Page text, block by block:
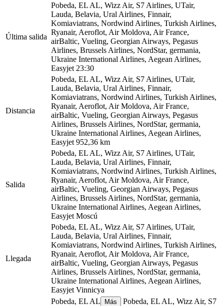
Última salida
Pobeda, EL AL, Wizz Air, S7 Airlines, UTair,
Lauda, Belavia, Ural Airlines, Finnair,
Komiaviatrans, Nordwind Airlines, Turkish Airlines,
Ryanair, Aeroflot, Air Moldova, Air France,
airBaltic, Vueling, Georgian Airways, Pegasus
Airlines, Brussels Airlines, NordStar, germania,
Ukraine International Airlines, Aegean Airlines,
Easyjet 23:30
Distancia
Pobeda, EL AL, Wizz Air, S7 Airlines, UTair,
Lauda, Belavia, Ural Airlines, Finnair,
Komiaviatrans, Nordwind Airlines, Turkish Airlines,
Ryanair, Aeroflot, Air Moldova, Air France,
airBaltic, Vueling, Georgian Airways, Pegasus
Airlines, Brussels Airlines, NordStar, germania,
Ukraine International Airlines, Aegean Airlines,
Easyjet 952,36 km
Salida
Pobeda, EL AL, Wizz Air, S7 Airlines, UTair,
Lauda, Belavia, Ural Airlines, Finnair,
Komiaviatrans, Nordwind Airlines, Turkish Airlines,
Ryanair, Aeroflot, Air Moldova, Air France,
airBaltic, Vueling, Georgian Airways, Pegasus
Airlines, Brussels Airlines, NordStar, germania,
Ukraine International Airlines, Aegean Airlines,
Easyjet Moscú
Llegada
Pobeda, EL AL, Wizz Air, S7 Airlines, UTair,
Lauda, Belavia, Ural Airlines, Finnair,
Komiaviatrans, Nordwind Airlines, Turkish Airlines,
Ryanair, Aeroflot, Air Moldova, Air France,
airBaltic, Vueling, Georgian Airways, Pegasus
Airlines, Brussels Airlines, NordStar, germania,
Ukraine International Airlines, Aegean Airlines,
Easyjet Vinnicya
Pobeda, EL AL Más
Pobeda, EL AL, Wizz Air, S7